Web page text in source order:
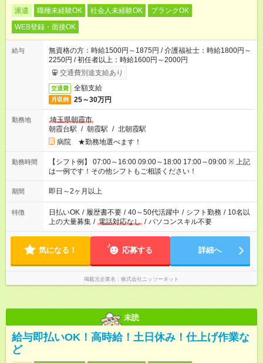
派遣 職種未経験OK 社会人未経験OK
ブランクOK
WEB登録・面接OK
給与
無資格の方：時給1500円～1875円 / 介護福祉士：時給1800円～
2250円 / 初任者以上：時給1600円～2000円
交通費別途支給あり
交通費 全額支給
月収例 25～30万円
勤務地
埼玉県朝霞市
朝霞台駅 / 朝霞駅 / 北朝霞駅
病院 ★勤務地選べます！
勤務時間
【シフト例】 07:00～16:00 09:00～18:00 17:00～09:00 ※ 上記
は一例です！その他シフトもご相談ください！
期間 即日～2ヶ月以上
特徴 日払いOK / 履歴書不要 / 40～50代活躍中 / シフト勤務 / 10名以
上の大量募集 / 電話対応なし / パソコンスキル不要
気になる！ 応募する 詳細へ
掲載元企業名 株式会社ニッソーネット
未読
給与即払いOK！高時給！土日休み！仕上げ作業な
ど